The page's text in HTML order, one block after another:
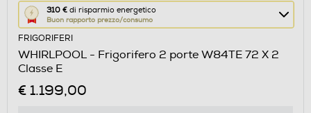
310 € di risparmio energetico
Buon rapporto prezzo/consumo
Questa
azione
aprirà
il
Calcolatore
di
FRIGORIFERI
WHIRLPOOL - Frigorifero 2 porte W84TE 72 X 2
Classe E
€ 1.199,00